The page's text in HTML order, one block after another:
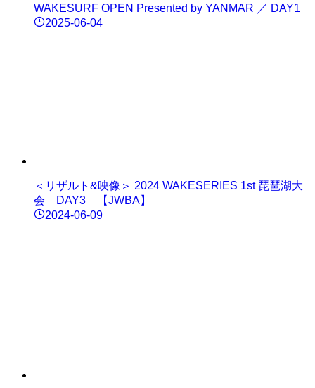
WAKESURF OPEN Presented by YANMAR ／ DAY1
2025-06-04
＜リザルト&映像＞ 2024 WAKESERIES 1st 琵琶湖大
会 DAY3 【JWBA】
2024-06-09